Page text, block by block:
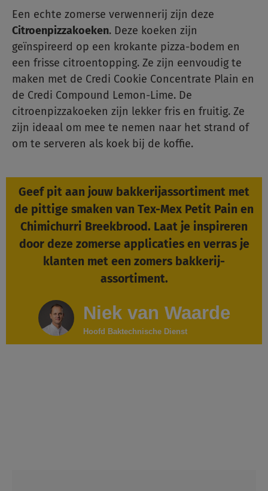
Een echte zomerse verwennerij zijn deze
Citroenpizzakoeken. Deze koeken zijn
geïnspireerd op een krokante pizza-bodem en
een frisse citroentopping. Ze zijn eenvoudig te
maken met de Credi Cookie Concentrate Plain en
de Credi Compound Lemon-Lime. De
citroenpizzakoeken zijn lekker fris en fruitig. Ze
zijn ideaal om mee te nemen naar het strand of
om te serveren als koek bij de koffie.
Geef pit aan jouw bakkerijassortiment met
de pittige smaken van Tex-Mex Petit Pain en
Chimichurri Breekbrood. Laat je inspireren
door deze zomerse applicaties en verras je
klanten met een zomers bakkerij-
assortiment.
Niek van Waarde
Hoofd Baktechnische Dienst